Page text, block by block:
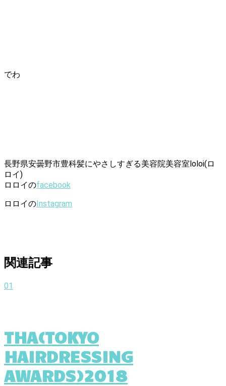
でわ
長野県安曇野市豊科髪にやさしすぎる美容院美容室loloi(ロ
ロイ)
ロロイのfacebook
ロロイのInstagram
関連記事
01
THA(TOKYO
HAIRDRESSING
AWARDS)2018